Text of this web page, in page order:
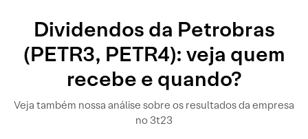
Dividendos da Petrobras
(PETR3, PETR4): veja quem
recebe e quando?
Veja também nossa análise sobre os resultados da empresa
no 3t23